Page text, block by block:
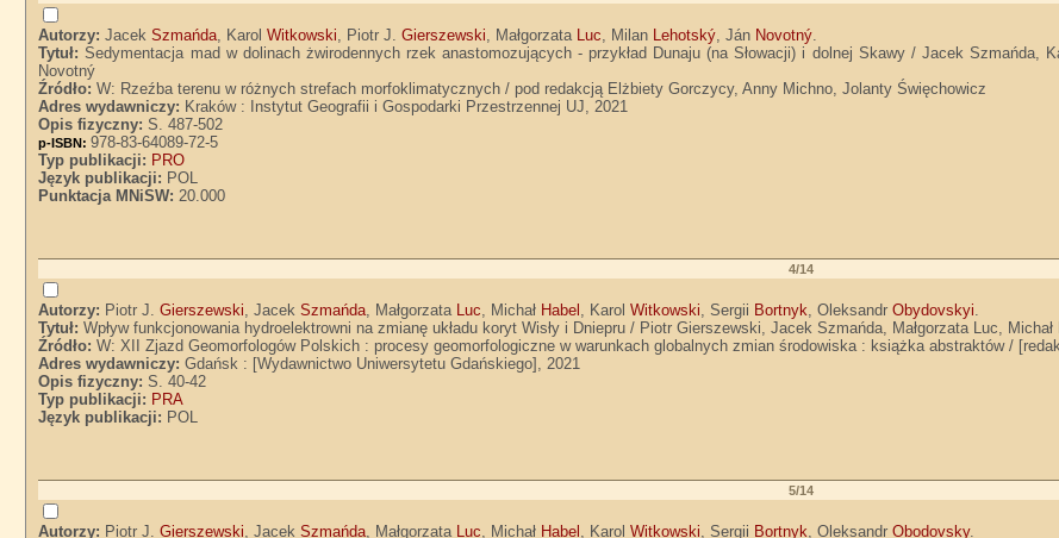
Autorzy:JacekSzmańda, KarolWitkowski, Piotr J.Gierszewski, Małgorzata Luc, Milan Lehotský, Ján Novotný.
Tytuł:Sedymentacja mad w dolinach żwirodennych rzek anastomozujących - przykład Dunaju (na Słowacji) i dolnej Skawy / Jacek Szmańda,
Novotný
Źródło:W: Rzeźba terenu w różnych strefach morfoklimatycznych / pod redakcją Elżbiety Gorczycy, Anny Michno, Jolanty Święchowicz
Adres wydawniczy: Kraków : Instytut Geografii i Gospodarki Przestrzennej UJ, 2021
Opis fizyczny:S. 487-502
p-ISBN:978-83-64089-72-5
Typ publikacji: PRO
Język publikacji: POL
Punktacja MNiSW:20.000
4/14
Autorzy: Piotr J.Gierszewski, JacekSzmańda, Małgorzata Luc, Michał Habel , KarolWitkowski, Sergii Bortnyk, OleksandrObydovskyi.
Tytuł:Wpływ funkcjonowania hydroelektrowni na zmianę układu koryt Wisły i Dniepru / Piotr Gierszewski, Jacek Szmańda, Małgorzata Luc,
Źródło:W: XII Zjazd Geomorfologów Polskich : procesy geomorfologiczne w warunkach globalnych zmian środowiska : książka abstraktów /
Adres wydawniczy:Gdańsk : [Wydawnictwo Uniwersytetu Gdańskiego], 2021
Opis fizyczny:S. 40-42
Typ publikacji: PRA
Język publikacji: POL
5/14
Autorzy: Piotr J.Gierszewski, JacekSzmańda, Małgorzata Luc, Michał Habel , KarolWitkowski, Sergii Bortnyk, OleksandrObodovsky.